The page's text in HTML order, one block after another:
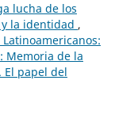
lucha de los
la identidad ,
Memoria de la
El papel del